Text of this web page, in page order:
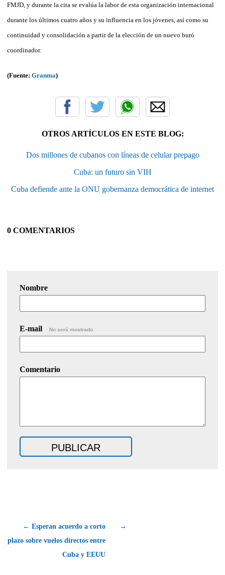
FMJD, y durante la cita se evalúa la labor de esta organización internacional
durante los últimos cuatro años y su influencia en los jóvenes, así como su
continuidad y consolidación a partir de la elección de un nuevo buró
coordinador.
(Fuente: Granma)
OTROS ARTÍCULOS EN ESTE BLOG:
Dos millones de cubanos con líneas de celular prepago
Cuba: un futuro sin VIH
Cuba defiende ante la ONU gobernanza democrática de internet
0 COMENTARIOS
Nombre
E-mail No será mostrado.
Comentario
← Esperan acuerdo a corto
plazo sobre vuelos directos entre
Cuba y EEUU
→